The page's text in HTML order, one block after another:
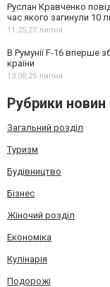
Руслан Кравченко
час якого загинули 10
11:25,27 липня
В Румунії F-16 вперше
країни
13:00,25 липня
Рубрики новин
Загальний розділ
Туризм
Будівництво
Бізнес
Жіночий розділ
Економіка
Кулінарія
Подорожі